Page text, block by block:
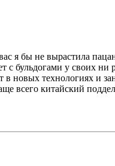
я бы не вырастила
с бульдогами у своих
в новых технологиях и
всего китайский